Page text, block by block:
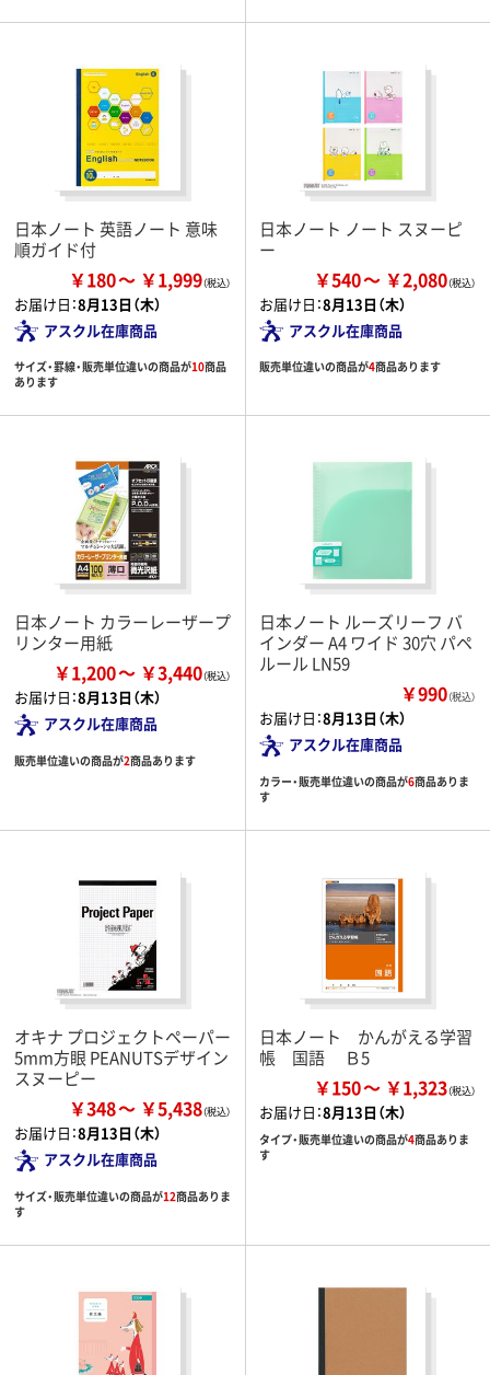
日本ノート 英語ノート 意味
順ガイド付
￥180 ￥1,999
お届け日：8月13日（木）
アスクル在庫商品
サイズ・罫線・販売単位違いの商品が10商品
あります
日本ノート ノート スヌーピ
ー
￥540 ￥2,080
お届け日：8月13日（木）
アスクル在庫商品
販売単位違いの商品が4商品あります
日本ノート カラーレーザープ
リンター用紙
￥1,200 ￥3,440
お届け日：8月13日（木）
アスクル在庫商品
販売単位違いの商品が2商品あります
日本ノート ルーズリーフ バ
インダー A4 ワイド 30穴 パペ
ルール LN59
￥990（税込）
お届け日：8月13日（木）
アスクル在庫商品
カラー・販売単位違いの商品が6商品ありま
す
オキナ プロジェクトペーパー
5mm方眼 PEANUTSデザイン
スヌーピー
￥348 ￥5,438
お届け日：8月13日（木）
アスクル在庫商品
サイズ・販売単位違いの商品が12商品ありま
す
日本ノート かんがえる学習
帳 国語 Ｂ5
￥150 ￥1,323
お届け日：8月13日（木）
タイプ・販売単位違いの商品が4商品ありま
す